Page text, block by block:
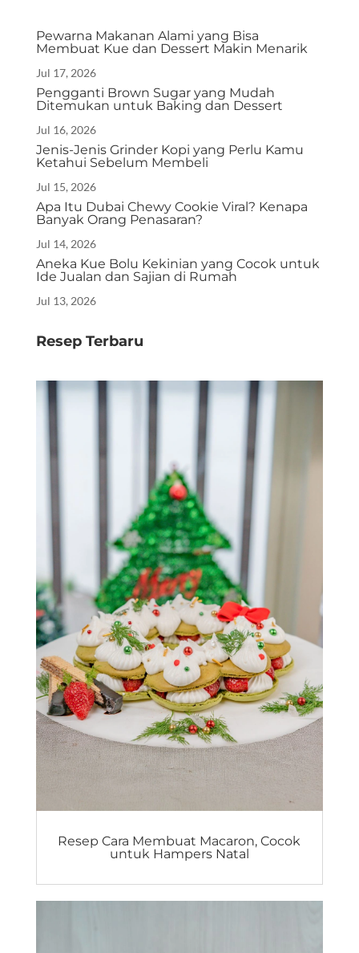
Pewarna Makanan Alami yang Bisa
Membuat Kue dan Dessert Makin Menarik
Jul 17, 2026
Pengganti Brown Sugar yang Mudah
Ditemukan untuk Baking dan Dessert
Jul 16, 2026
Jenis-Jenis Grinder Kopi yang Perlu Kamu
Ketahui Sebelum Membeli
Jul 15, 2026
Apa Itu Dubai Chewy Cookie Viral? Kenapa
Banyak Orang Penasaran?
Jul 14, 2026
Aneka Kue Bolu Kekinian yang Cocok untuk
Ide Jualan dan Sajian di Rumah
Jul 13, 2026
Resep Terbaru
Resep Cara Membuat Macaron, Cocok
untuk Hampers Natal